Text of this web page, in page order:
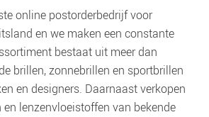
online postorderbedrijf voor
en we maken een constante
bestaat uit meer dan
brillen, zonnebrillen en sportbrillen
en designers. Daarnaast verkopen
lenzenvloeistoffen van bekende